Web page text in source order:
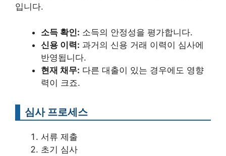
입니다.
소득 확인: 소득의 안정성을 평가합니다.
신용 이력: 과거의 신용 거래 이력이 심사에
반영됩니다.
현재 채무: 다른 대출이 있는 경우에도 영향
력이 크죠.
심사 프로세스
서류 제출
초기 심사